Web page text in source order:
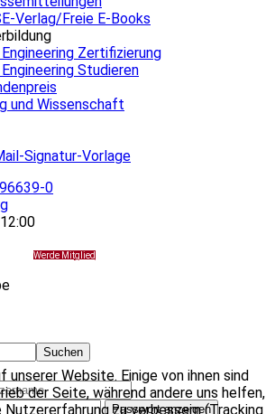
Verlag/Freie E-Books
Zertifizierung
Studieren
und Wissenschaft
Signatur-Vorlage
0
Werde Mitglied
unserer Website. Einige von ihnen sind
der Seite, während andere uns helfen,
zu verbessern (Tracking
Suchen
Passwort anzeigen